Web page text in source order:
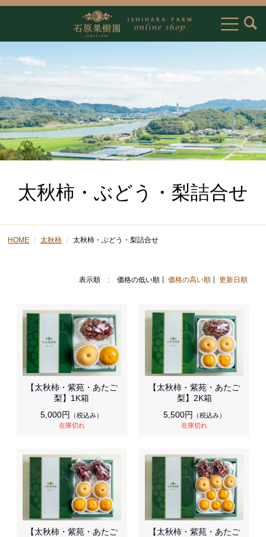
太秋柿・ぶどう・梨詰合せ
HOME 太秋柿 太秋柿・ぶどう・梨詰合せ
表示順 : 価格の低い順 価格の高い順 更新日順
【太秋柿・紫苑・あたご
梨】1K箱
5,000円
（税込み）
在庫切れ
【太秋柿・紫苑・あたご
梨】2K箱
5,500円
（税込み）
在庫切れ
【太秋柿・紫苑・あたご
【太秋柿・紫苑・あたご